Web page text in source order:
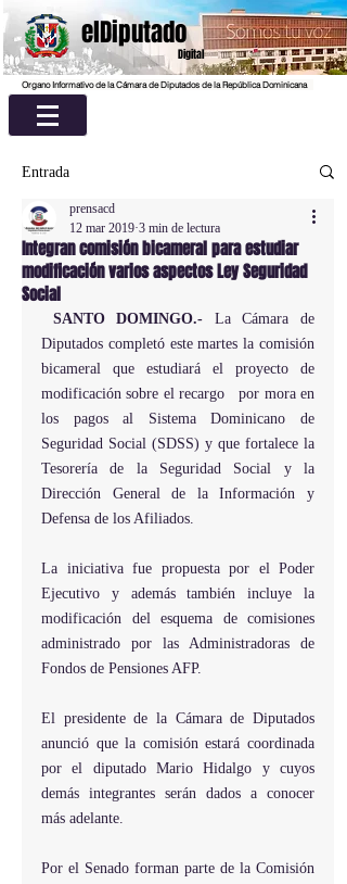
elDiputado
Digital
Organo Informativo de la Cámara de Diputados de la República Dominicana
Entrada
Integran comisión bicameral para estudiar
modificación varios aspectos Ley Seguridad
Social
prensacd
12 mar 2019 3 min de lectura
SANTO DOMINGO.- La Cámara de
Diputados completó este martes la comisión
bicameral que estudiará el proyecto de
modificación sobre el recargo   por mora en
los pagos al Sistema Dominicano de
Seguridad Social (SDSS) y que fortalece la
Tesorería de la Seguridad Social y la
Dirección General de la Información y
Defensa de los Afiliados.
La iniciativa fue propuesta por el Poder
Ejecutivo y además también incluye la
modificación del esquema de comisiones
administrado por las Administradoras de
Fondos de Pensiones AFP.
El presidente de la Cámara de Diputados
anunció que la comisión estará coordinada
por el diputado Mario Hidalgo y cuyos
demás integrantes serán dados a conocer
más adelante.
Por el Senado forman parte de la Comisión